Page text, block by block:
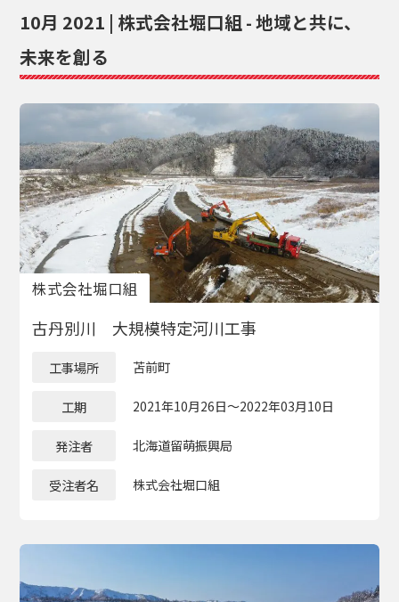
10月 2021 | 株式会社堀口組 - 地域と共に、
未来を創る
株式会社堀⼝組
古丹別川 大規模特定河川工事
工事場所 苫前町
工期 2021年10月26日～2022年03月10日
発注者 北海道留萌振興局
受注者名 株式会社堀口組